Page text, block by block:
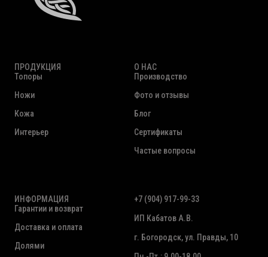
ПРОДУКЦИЯ
Топоры
Ножи
Кожа
Интерьер
О НАС
Производство
Фото и отзывы
Блог
Сертификаты
Частые вопросы
ИНФОРМАЦИЯ
Гарантии и возврат
Доставка и оплата
Долями
+7 (904) 917-99-33
ИП Кабатов А.В.
г. Богородск, ул. Правды, 10